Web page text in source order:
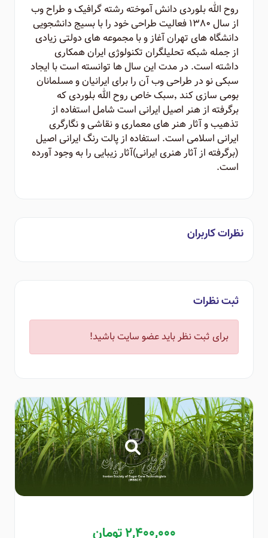
روح الله بلوردی دانش آموخته رشته گرافیک و طراح وب
از سال ۱۳۸۰ فعالیت طراحی خود را با بسیج دانشجویی
دانشگاه های تهران آغاز و با مجموعه های دولتی زیادی
از جمله شبکه تحلیلگران تکنولوژی ایران همکاری
داشته است. در مدت این سال ها توانسته است با ایجاد
سبکی نو در طراحی وب آن را برای ایرانیان و مسلمانان
بومی سازی کند ٬‌سبک خاص روح الله بلوردی که
برگرفته از هنر اصیل ایرانی است شامل استفاده از
تذهیب و آثار هنر های معماری و نقاشی و نگارگری
ایرانی اسلامی است. استفاده از پالت رنگ ایرانی اصیل
(برگرفته از آثار هنری ایرانی)‌آثار زیبایی را به وجود آورده
است.
نظرات کاربران
ثبت نظرات
برای ثبت نظر باید عضو سایت باشید!
2,400,000 تومان